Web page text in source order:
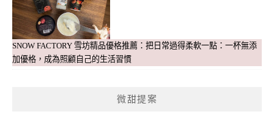
SNOW FACTORY 雪坊精品優格推薦：把日常過得柔軟一點：一杯無添
加優格，成為照顧自己的生活習慣
微甜提案